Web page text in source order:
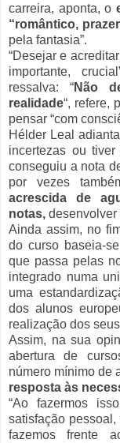
carreira, aponta, o
“romântico,
pela fantasia”.
“Desejar e
importante,
ressalva: “Não
realidade“, refere,
pensar “com
Hélder Leal
incertezas ou
conseguiu a nota
por vezes
acrescida de
notas, desenvolver
Ainda assim, no
do curso baseia-
que passa pelas
integrado numa
uma
dos alunos
realização dos
Assim, na sua
abertura de
número mínimo de
resposta às
“Ao fazermos
satisfação pessoal,
fazemos frente